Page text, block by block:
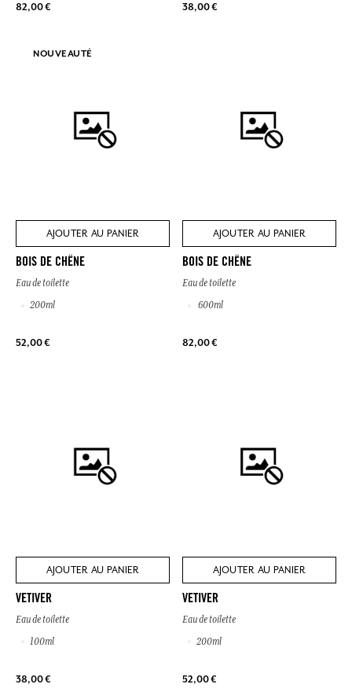
82,00 € 38,00 €
NOUVEAUTÉ
AJOUTER AU PANIER
BOIS DE CHÊNE
Eau de toilette
200ml
52,00 €
AJOUTER AU PANIER
BOIS DE CHÊNE
Eau de toilette
600ml
82,00 €
AJOUTER AU PANIER
VETIVER
Eau de toilette
100ml
38,00 €
AJOUTER AU PANIER
VETIVER
Eau de toilette
200ml
52,00 €